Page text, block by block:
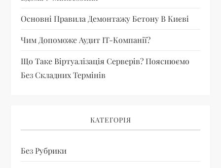
Основні Правила Демонтажу Бетону В Києві
Чим Допоможе Аудит IT-Компанії?
Що Таке Віртуалізація Серверів? Пояснюємо
Без Складних Термінів
КАТЕГОРІЯ
Без Рубрики